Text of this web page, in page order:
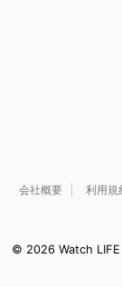
会社概要 利用規
© 2026 Watch LIFE